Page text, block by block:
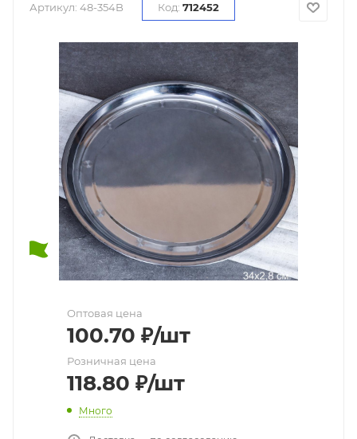
Артикул: 48-354B Код: 712452
Оптовая цена
100.70 ₽/шт
Розничная цена
118.80 ₽/шт
Много